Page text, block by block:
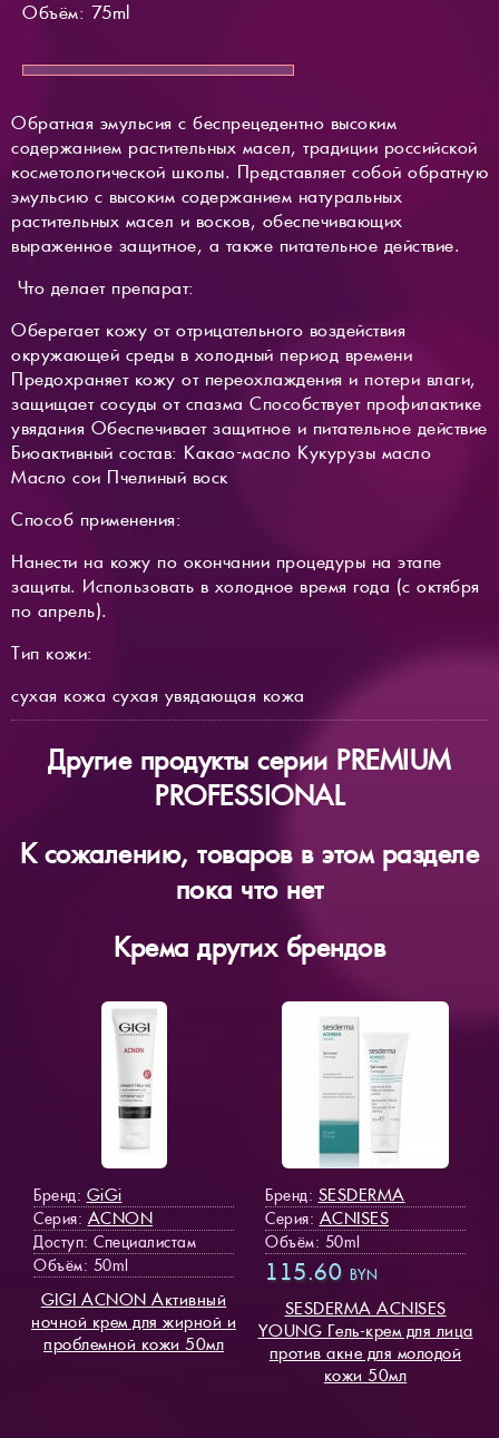
Объём: 75ml
Обратная эмульсия с беспрецедентно высоким
содержанием растительных масел, традиции российской
косметологической школы. Представляет собой обратную
эмульсию с высоким содержанием натуральных
растительных масел и восков, обеспечивающих
выраженное защитное, а также питательное действие.
Что делает препарат:
Оберегает кожу от отрицательного воздействия
окружающей среды в холодный период времени
Предохраняет кожу от переохлаждения и потери влаги,
защищает сосуды от спазма Способствует профилактике
увядания Обеспечивает защитное и питательное действие
Биоактивный состав: Какао-масло Кукурузы масло
Масло сои Пчелиный воск
Способ применения:
Нанести на кожу по окончании процедуры на этапе
защиты. Использовать в холодное время года (с октября
по апрель).
Тип кожи:
сухая кожа сухая увядающая кожа
Другие продукты серии PREMIUM
PROFESSIONAL
К сожалению, товаров в этом разделе
пока что нет
Крема других брендов
Бренд: GiGi
Серия: ACNON
Доступ: Специалистам
Объём: 50ml
GIGI ACNON Активный
ночной крем для жирной и
проблемной кожи 50мл
Бренд: SESDERMA
Серия: ACNISES
Объём: 50ml
115.60 BYN
SESDERMA ACNISES
YOUNG Гель-крем для лица
против акне для молодой
кожи 50мл